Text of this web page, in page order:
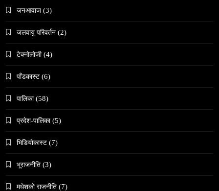
वेव स्टोरी डिजिटल कथाको नयाँ रूप
जनआवाज (3)
जलवायु परिवर्तन (2)
टेक्नोलोजी (4)
पाँडकास्ट (6)
पालिका (58)
प्रदेश-पालिका (5)
भिडियाेकास्ट (7)
भूराजनीति (3)
मधेशकाे राजनीति (7)